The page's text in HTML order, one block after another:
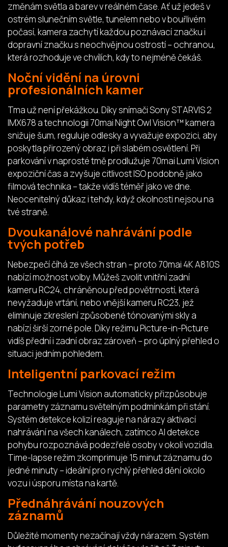
změnám světla a barev v reálném čase. Ať už jedeš v
ostrém slunečním světle, tunelem nebo v bouřlivém
počasí, kamera zachytí každou poznávací značku i
dopravní značku s neochvějnou ostrostí – ochranou,
která rozhoduje ve chvílích, kdy to nejméně čekáš.
Noční vidění na úrovni
profesionálních kamer
Tma už není překážkou. Díky snímači Sony STARVIS 2
IMX678 a technologii 70mai Night Owl Vision™ kamera
snižuje šum, reguluje odlesky a vyvažuje expozici, aby
poskytla přirozený obraz i při slabém osvětlení. Při
parkování v naprosté tmě prodlužuje 70mai Lumi Vision
expoziční čas a zvyšuje citlivost ISO podobně jako
filmová technika – takže vidíš téměř jako ve dne.
Neocenitelný důkaz i tehdy, když okolnosti nejsou na
tvé straně.
Dvoukanálové nahrávání podle
tvých potřeb
Nebezpečí číhá ze všech stran – proto 70mai 4K A810S
nabízí možnost volby. Můžeš zvolit vnitřní zadní
kameru RC24, chráněnou před povětrností, která
nevyžaduje vrtání, nebo vnější kameru RC23, jež
eliminuje zkreslení způsobené tónovanými skly a
nabízí širší zorné pole. Díky režimu Picture-in-Picture
vidíš přední i zadní obraz zároveň – pro úplný přehled o
situaci jedním pohledem.
Inteligentní parkovací režim
Technologie Lumi Vision automaticky přizpůsobuje
parametry záznamu světelným podmínkám při stání.
Systém detekce kolizí reaguje na nárazy aktivací
nahrávání na všech kanálech, zatímco AI detekce
pohybu rozpoznává podezřelé osoby v okolí vozidla.
Time-lapse režim zkomprimuje 15 minut záznamu do
jedné minuty – ideální pro rychlý přehled dění okolo
vozu i úsporu místa na kartě.
Přednáhrávání nouzových
záznamů
Důležité momenty nezačínají vždy nárazem. Systém